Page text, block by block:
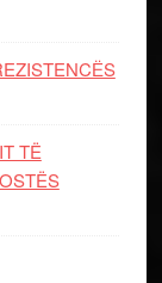
TË